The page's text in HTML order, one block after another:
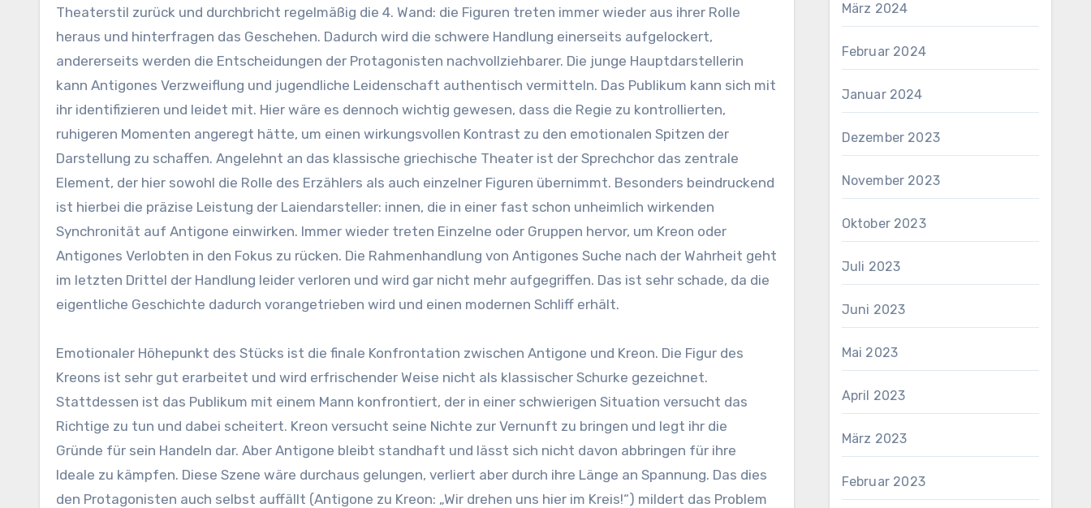
Theaterstil zurück und durchbricht regelmäßig die 4. Wand: die Figuren treten immer wieder aus ihrer Rolle
heraus und hinterfragen das Geschehen. Dadurch wird die schwere Handlung einerseits aufgelockert,
andererseits werden die Entscheidungen der Protagonisten nachvollziehbarer. Die junge Hauptdarstellerin
kann Antigones Verzweiflung und jugendliche Leidenschaft authentisch vermitteln. Das Publikum kann sich mit
ihr identifizieren und leidet mit. Hier wäre es dennoch wichtig gewesen, dass die Regie zu kontrollierten,
ruhigeren Momenten angeregt hätte, um einen wirkungsvollen Kontrast zu den emotionalen Spitzen der
Darstellung zu schaffen. Angelehnt an das klassische griechische Theater ist der Sprechchor das zentrale
Element, der hier sowohl die Rolle des Erzählers als auch einzelner Figuren übernimmt. Besonders beindruckend
ist hierbei die präzise Leistung der Laiendarsteller: innen, die in einer fast schon unheimlich wirkenden
Synchronität auf Antigone einwirken. Immer wieder treten Einzelne oder Gruppen hervor, um Kreon oder
Antigones Verlobten in den Fokus zu rücken. Die Rahmenhandlung von Antigones Suche nach der Wahrheit geht
im letzten Drittel der Handlung leider verloren und wird gar nicht mehr aufgegriffen. Das ist sehr schade, da die
eigentliche Geschichte dadurch vorangetrieben wird und einen modernen Schliff erhält.
Emotionaler Höhepunkt des Stücks ist die finale Konfrontation zwischen Antigone und Kreon. Die Figur des
Kreons ist sehr gut erarbeitet und wird erfrischender Weise nicht als klassischer Schurke gezeichnet.
Stattdessen ist das Publikum mit einem Mann konfrontiert, der in einer schwierigen Situation versucht das
Richtige zu tun und dabei scheitert. Kreon versucht seine Nichte zur Vernunft zu bringen und legt ihr die
Gründe für sein Handeln dar. Aber Antigone bleibt standhaft und lässt sich nicht davon abbringen für ihre
Ideale zu kämpfen. Diese Szene wäre durchaus gelungen, verliert aber durch ihre Länge an Spannung. Das dies
den Protagonisten auch selbst auffällt (Antigone zu Kreon: „Wir drehen uns hier im Kreis!“) mildert das Problem
März 2024
Februar 2024
Januar 2024
Dezember 2023
November 2023
Oktober 2023
Juli 2023
Juni 2023
Mai 2023
April 2023
März 2023
Februar 2023